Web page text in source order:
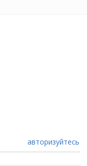
авторизуйтесь